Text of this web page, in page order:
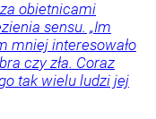
obietnicami
sensu. „Im
mniej interesowało
czy zła. Coraz
tak wielu ludzi jej